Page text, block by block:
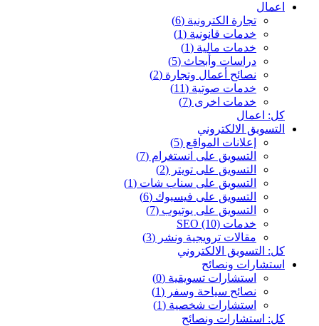
اعمال
تجارة الكترونية (6)
خدمات قانونية (1)
خدمات مالية (1)
دراسات وأبحاث (5)
نصائح أعمال وتجارة (2)
خدمات صوتية (11)
خدمات اخرى (7)
كل: اعمال
التسويق الالكتروني
إعلانات المواقع (5)
التسويق على انستغرام (7)
التسويق على تويتر (2)
التسويق على سناب شات (1)
التسويق على فيسبوك (6)
التسويق على يوتيوب (7)
خدمات SEO (10)
مقالات ترويجية ونشر (3)
كل: التسويق الالكتروني
استشارات ونصائح
استشارات تسويقية (0)
نصائح سياحة وسفر (1)
استشارات شخصية (1)
كل: استشارات ونصائح